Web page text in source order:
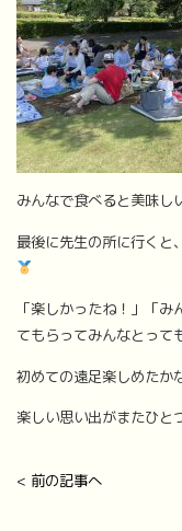
みんなで食べると美味し
最後に先生の所に行くと
「楽しかったね！」「
てもらってみんなとって
初めての遠足楽しめたか
楽しい思い出がまたひと
< 前の記事へ